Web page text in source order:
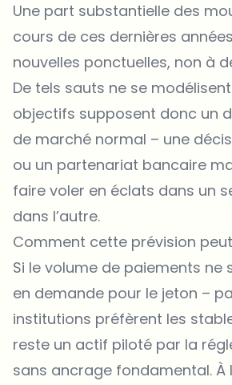
Une part substantielle des
cours de ces dernières
nouvelles ponctuelles, non à
De tels sauts ne se
objectifs supposent donc un
de marché normal – une
ou un partenariat bancaire
faire voler en éclats dans un
dans l’autre.
Comment cette prévision
Si le volume de paiements ne
en demande pour le jeton –
institutions préfèrent les
reste un actif piloté par la
sans ancrage fondamental. À